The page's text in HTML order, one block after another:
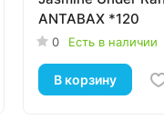
ANTABAX *120
0 Есть в наличии
В корзину